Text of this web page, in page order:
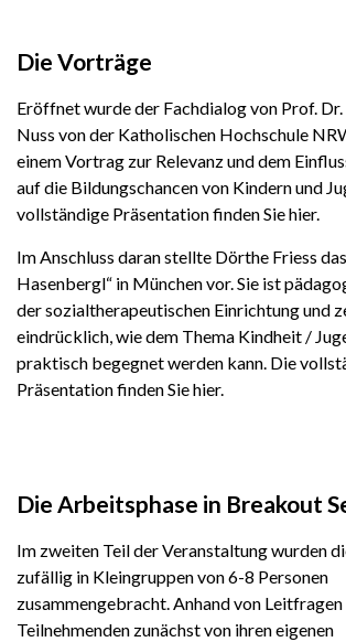
Die Vorträge
Eröffnet wurde der Fachdialog von Prof.
Nuss von der Katholischen Hochschule
einem Vortrag zur Relevanz und dem
auf die Bildungschancen von Kindern und
vollständige Präsentation finden Sie hier.
Im Anschluss daran stellte Dörthe Friess
Hasenbergl“ in München vor. Sie ist
der sozialtherapeutischen Einrichtung und
eindrücklich, wie dem Thema Kindheit /
praktisch begegnet werden kann. Die
Präsentation finden Sie hier.
Die Arbeitsphase in Breakout
Im zweiten Teil der Veranstaltung wurden
zufällig in Kleingruppen von 6-8 Personen
zusammengebracht. Anhand von
Teilnehmenden zunächst von ihren eigenen